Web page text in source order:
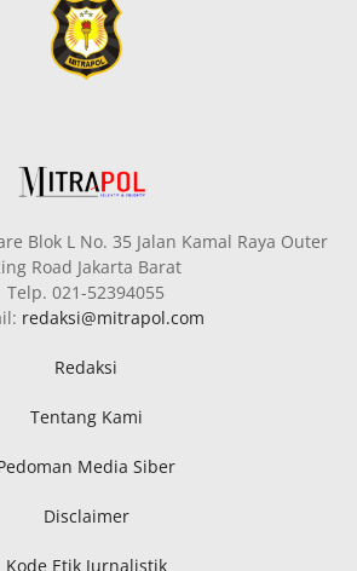
Blok L No. 35 Jalan Kamal Raya Outer
Road Jakarta Barat
Telp. 021-52394055
redaksi@mitrapol.com
Redaksi
Tentang Kami
Media Siber
Disclaimer
Kode Etik Jurnalistik